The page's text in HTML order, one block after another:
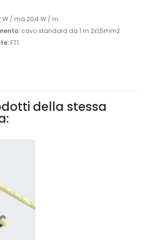
W / ma 20,4 W / m
cavo standard da 1 m 2x1,5mm2
FT1
della stessa